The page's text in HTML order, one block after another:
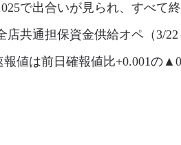
で出合いが見られ、すべて
共通担保資金供給オペ（3/
値は前日確報値比+0.001の